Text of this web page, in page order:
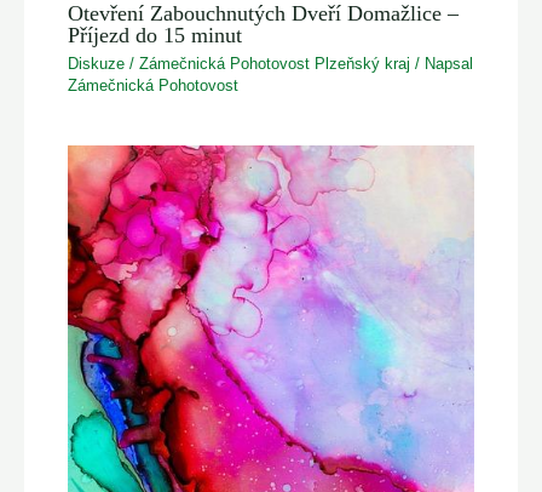
Otevření Zabouchnutých Dveří Domažlice –
Příjezd do 15 minut
Diskuze /Zámečnická Pohotovost Plzeňský kraj / Napsal
Zámečnická Pohotovost